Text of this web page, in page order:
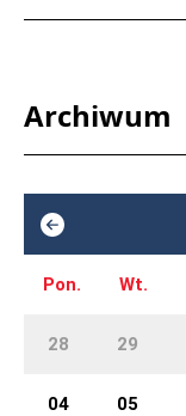
Archiwum
Pon. Wt.
28 29
04 05